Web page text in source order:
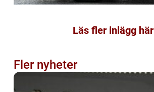
Läs fler inlägg här
Fler nyheter